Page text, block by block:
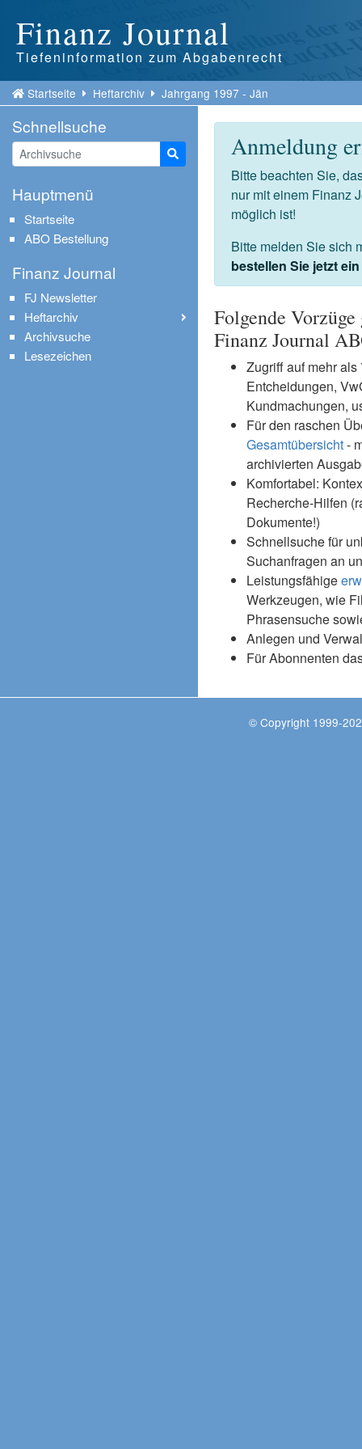
Finanz Journal
Tiefeninformation zum Abgabenrecht
Startseite Heftarchiv Jahrgang 1997 - Jän
Anmeldung
Bitte beachten Sie,
nur mit einem Finanz
möglich ist!
Bitte melden Sie sich
bestellen Sie jetzt
Folgende
Finanz Journal
Zugriff auf mehr
Entcheidungen,
Kundmachungen,
Für den raschen
Gesamtübersicht-
archivierten
Komfortabel:
Recherche-Hilfen
Dokumente!)
Schnellsuche für
Suchanfragen an
Leistungsfähige
Werkzeugen, wie
Phrasensuche
Anlegen und
Für Abonnenten
Schnellsuche
Suche starten
Hauptmenü
Startseite
ABO Bestellung
Finanz Journal
FJ Newsletter
Heftarchiv
Archivsuche
Lesezeichen
© Copyright 1999-